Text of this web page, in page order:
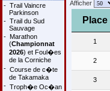
- Trail Vaincre
Parkinson
- Trail du Sud
Sauvage
- Marathon
(Championnat
2026) et Foul�es
de la Corniche
- Course de c�te
de Takamaka
- Troph�e Oc�an
Afficher
Place
1
2
3